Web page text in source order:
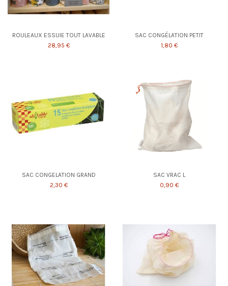
ROULEAUX ESSUIE TOUT LAVABLE
28,95 €
SAC CONGÉLATION PETIT
1,80 €
SAC CONGELATION GRAND
2,30 €
SAC VRAC L
0,90 €